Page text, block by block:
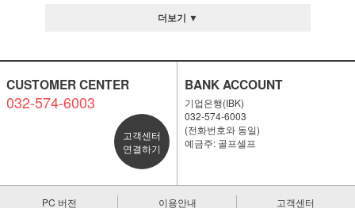
더보기 ▼
CUSTOMER CENTER
032-574-6003
고객센터
연결하기
BANK ACCOUNT
기업은행(IBK)
032-574-6003
(전화번호와 동일)
예금주: 골프셀프
PC 버전 이용안내 고객센터